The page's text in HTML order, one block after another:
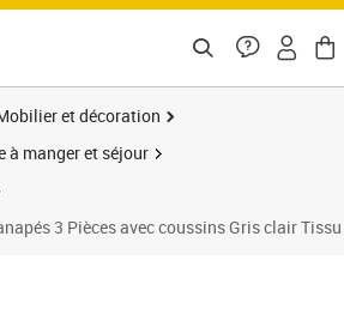
et décoration
à manger et séjour
3 Pièces avec coussins Gris clair Tissu